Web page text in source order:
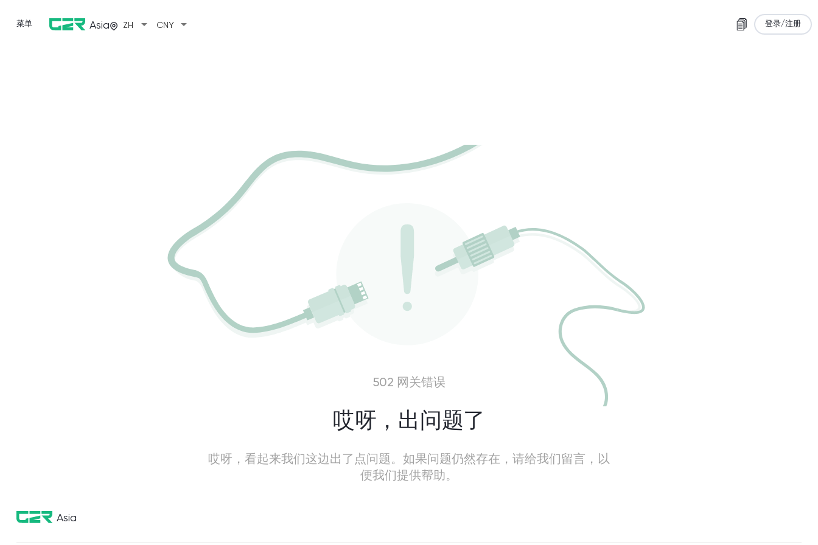
菜单 Asia ZH arrow_drop_down CNY arrow_drop_down 登录/注册
502 网关错误
哎呀，出问题了
哎呀，看起来我们这边出了点问题。如果问题仍然存在，请给我们留言，以
便我们提供帮助。
Asia